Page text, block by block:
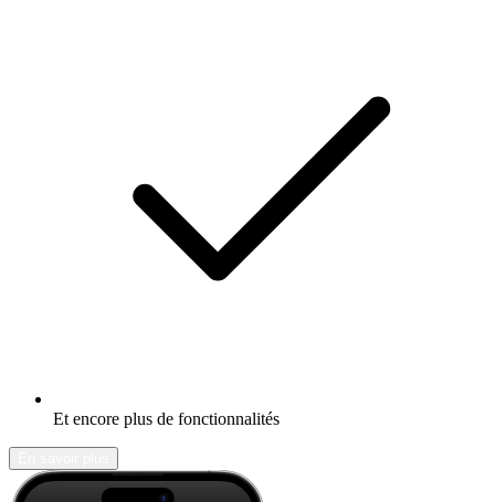
Et encore plus de fonctionnalités